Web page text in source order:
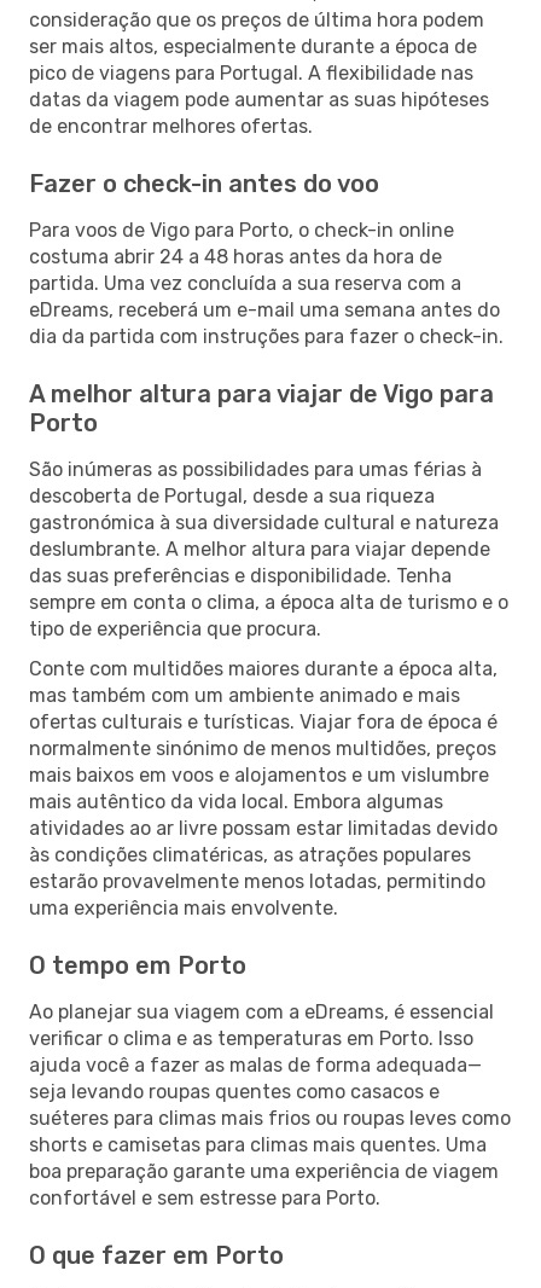
consideração que os preços de última hora podem
ser mais altos, especialmente durante a época de
pico de viagens para Portugal. A flexibilidade nas
datas da viagem pode aumentar as suas hipóteses
de encontrar melhores ofertas.
Fazer o check-in antes do voo
Para voos de Vigo para Porto, o check-in online
costuma abrir 24 a 48 horas antes da hora de
partida. Uma vez concluída a sua reserva com a
eDreams, receberá um e-mail uma semana antes do
dia da partida com instruções para fazer o check-in.
A melhor altura para viajar de Vigo para
Porto
São inúmeras as possibilidades para umas férias à
descoberta de Portugal, desde a sua riqueza
gastronómica à sua diversidade cultural e natureza
deslumbrante. A melhor altura para viajar depende
das suas preferências e disponibilidade. Tenha
sempre em conta o clima, a época alta de turismo e o
tipo de experiência que procura.
Conte com multidões maiores durante a época alta,
mas também com um ambiente animado e mais
ofertas culturais e turísticas. Viajar fora de época é
normalmente sinónimo de menos multidões, preços
mais baixos em voos e alojamentos e um vislumbre
mais autêntico da vida local. Embora algumas
atividades ao ar livre possam estar limitadas devido
às condições climatéricas, as atrações populares
estarão provavelmente menos lotadas, permitindo
uma experiência mais envolvente.
O tempo em Porto
Ao planejar sua viagem com a eDreams, é essencial
verificar o clima e as temperaturas em Porto. Isso
ajuda você a fazer as malas de forma adequada—
seja levando roupas quentes como casacos e
suéteres para climas mais frios ou roupas leves como
shorts e camisetas para climas mais quentes. Uma
boa preparação garante uma experiência de viagem
confortável e sem estresse para Porto.
O que fazer em Porto